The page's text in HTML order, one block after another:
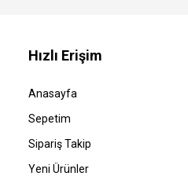
Hızlı Erişim
Anasayfa
Sepetim
Sipariş Takip
Yeni Ürünler